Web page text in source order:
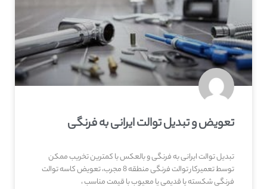
تعویض و تبدیل توالت ایرانی به فرنگی
تبدیل توالت ایرانی به فرنگی و بالعکس با کمترین تخریب ممکن
توسط تعمیرکار توالت فرنگی منطقه 8 مجرب، تعویض کاسه توالت
فرنگی شکسته یا قدیمی یا معیوب با قیمت مناسب ،